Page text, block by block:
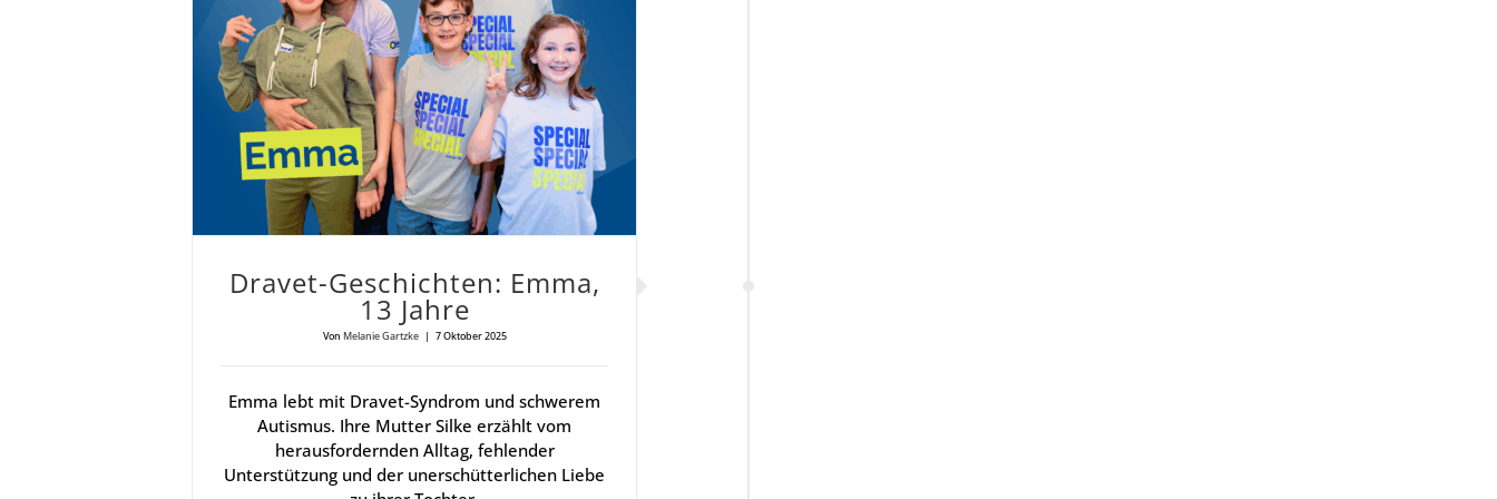
Dra­vet-Geschich­ten: Emma,
13 Jah­re
Von Melanie Gartzke | 7 Oktober 2025
Emma lebt mit Dravet-Syndrom und schwerem
Autismus. Ihre Mutter Silke erzählt vom
herausfordernden Alltag, fehlender
Unterstützung und der unerschütterlichen Liebe